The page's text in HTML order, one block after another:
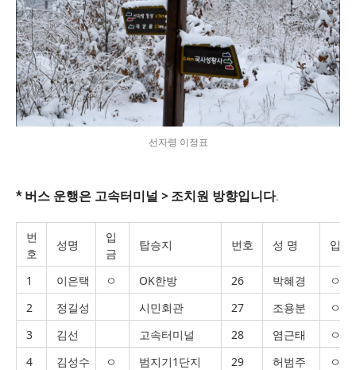
선자령 이정표
* 버스 운행은 고속터미널 > 조치원 방향입니다.
번
호
성명
입
금
탑승지 번호 성 명 입금
1 이은택 ㅇ OK한방 26 박혜경
ㅇ
2
정길성 시민회관 27 조용분
ㅇ
3
김선 고속터미널 28 염근태
ㅇ
4
김성수 ㅇ 범지기1단지 29 허범주 ㅇ